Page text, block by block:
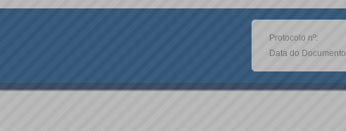
Protocolo nº:
Data do Documento